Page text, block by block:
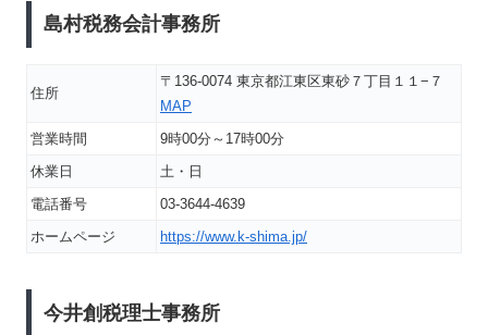
島村税務会計事務所
住所
〒136-0074 東京都江東区東砂７丁目１１−７
MAP
営業時間
9時00分～17時00分
休業日
土・日
電話番号
03-3644-4639
ホームページ
https://www.k-shima.jp/
今井創税理士事務所